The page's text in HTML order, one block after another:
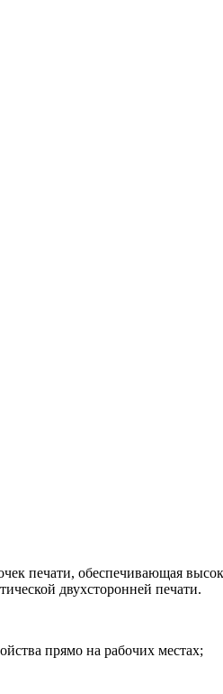
печати, обеспечивающая
двухсторонней печати.
прямо на рабочих местах;